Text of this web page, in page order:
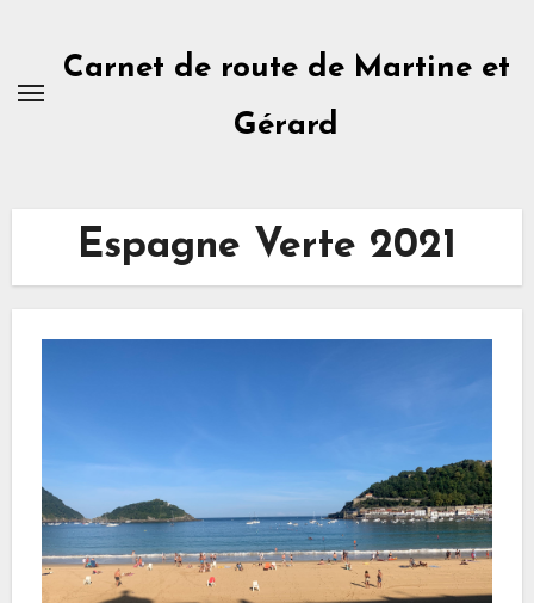
contentCarnet de route de Martine et
Gérard
Espagne Verte 2021